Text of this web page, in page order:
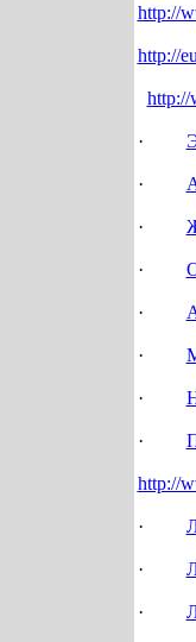
http://
http://
http://
·
·
·
·
·
·
·
·
http://
·
·
·